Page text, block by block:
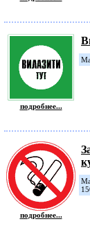
подробнее...
подробнее...